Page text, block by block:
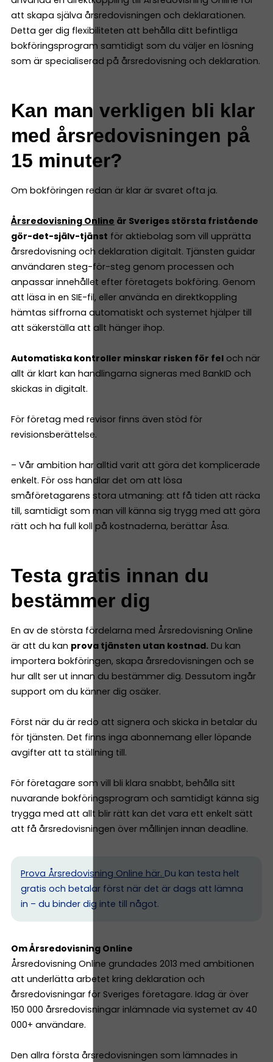
att skapa själva årsredovisningen och deklarationen.
Detta ger dig flexibiliteten att behålla ditt befintliga
bokföringsprogram samtidigt som du väljer en lösning
som är specialiserad på årsredovisning och deklaration.
Kan man verkligen bli klar
med årsredovisningen på
15 minuter?
Om bokföringen redan är klar är svaret ofta ja.
Årsredovisning Online är Sveriges största fristående
gör-det-själv-tjänst för aktiebolag som vill upprätta
årsredovisning och deklaration digitalt. Tjänsten guidar
användaren steg-för-steg genom processen och
anpassar innehållet efter företagets bokföring. Genom
att läsa in en SIE-fil, eller använda en direktkoppling
hämtas siffrorna automatiskt och systemet hjälper till
att säkerställa att allt hänger ihop.
Automatiska kontroller minskar risken för fel och när
allt är klart kan handlingarna signeras med BankID och
skickas in digitalt.
För företag med revisor finns även stöd för
revisionsberättelse.
– Vår ambition har alltid varit att göra det komplicerade
enkelt. För oss handlar det om att lösa
småföretagarens stora utmaning: att få tiden att räcka
till, samtidigt som man vill känna sig trygg med att göra
rätt och ha full koll på kostnaderna, berättar Åsa.
Testa gratis innan du
bestämmer dig
En av de största fördelarna med Årsredovisning Online
är att du kan prova tjänsten utan kostnad. Du kan
importera bokföringen, skapa årsredovisningen och se
hur allt ser ut innan du bestämmer dig. Dessutom ingår
support om du känner dig osäker.
Först när du är redo att signera och skicka in betalar du
för tjänsten. Det finns inga abonnemang eller löpande
avgifter att ta ställning till.
För företagare som vill bli klara snabbt, behålla sitt
nuvarande bokföringsprogram och samtidigt känna sig
trygga med att allt blir rätt kan det vara ett enkelt sätt
att få årsredovisningen över mållinjen innan deadline.
Prova Årsredovisning Online här. Du kan testa helt
gratis och betalar först när det är dags att lämna
in – du binder dig inte till något.
Om Årsredovisning Online
Årsredovisning Online grundades 2013 med ambitionen
att underlätta arbetet kring deklaration och
årsredovisningar för Sveriges företagare. Idag är över
150 000 årsredovisningar inlämnade via systemet av 40
000+ användare.
Den allra första årsredovisningen som lämnades in